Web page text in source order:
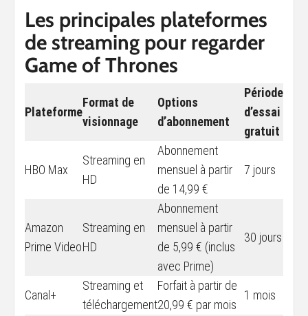
Les principales plateformes
de streaming pour regarder
Game of Thrones
Plateforme
Format de
visionnage
Options
d’abonnement
Période
d’essai
gratuit
HBO Max
Streaming en
HD
Abonnement
mensuel à partir
de 14,99 €
7 jours
Amazon
Prime Video
Streaming en
HD
Abonnement
mensuel à partir
de 5,99 € (inclus
avec Prime)
30 jours
Canal+
Streaming et
téléchargement
Forfait à partir de
20,99 € par mois
1 mois